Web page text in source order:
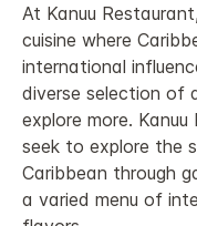
At Kanuu
cuisine where
international
diverse selection of
explore more.
seek to explore the
Caribbean through
a varied menu of